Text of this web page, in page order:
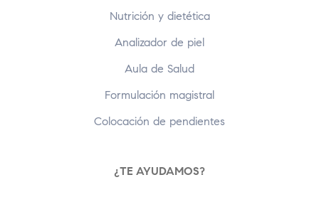
Nutrición y dietética
Analizador de piel
Aula de Salud
Formulación magistral
Colocación de pendientes
¿TE AYUDAMOS?